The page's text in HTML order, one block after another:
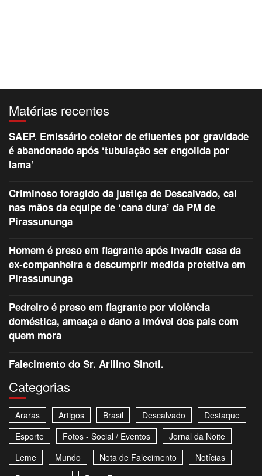
Matérias recentes
SAEP. Emissário coletor de efluentes por gravidade
é abandonado após ‘tubulação ser engolida por
lama’
Criminoso foragido da justiça de Descalvado, cai
nas mãos da equipe de ‘cana dura’ da PM de
Pirassununga
Homem é preso em flagrante após invadir casa da
ex-companheira e descumprir medida protetiva em
Pirassununga
Pedreiro é preso em flagrante por violência
doméstica, ameaça e dano a imóvel dos pais com
quem mora
Falecimento do Sr. Arilino Sinoti.
Categorias
Araras Artigos Brasil Descalvado
Destaque
Esporte
Fotos - Social / Eventos
Jornal da Noite
Leme
Mundo Nota de Falecimento
Notícias